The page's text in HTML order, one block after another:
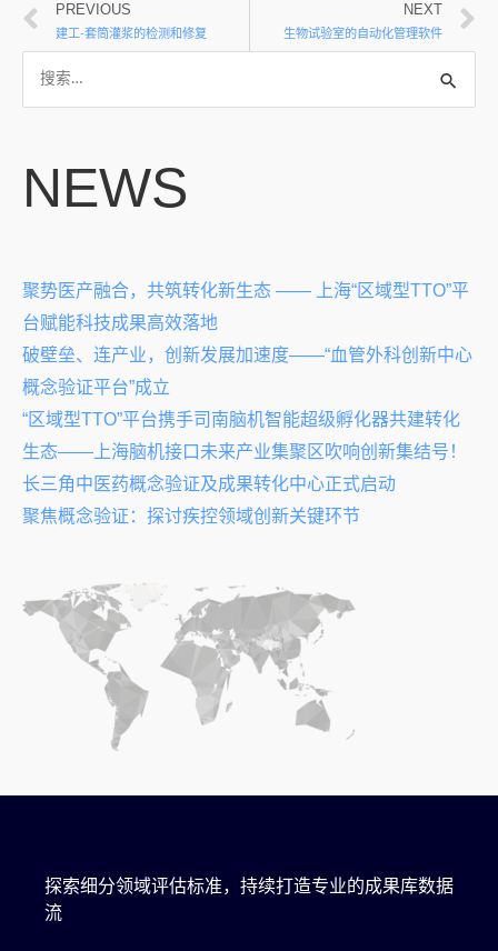
PREVIOUS
建工-套筒灌浆的检测和修复
NEXT
生物试验室的自动化管理软件
NEWS
聚势医产融合，共筑转化新生态 —— 上海“区域型TTO”平
台赋能科技成果高效落地
破壁垒、连产业，创新发展加速度——“血管外科创新中心
概念验证平台”成立
“区域型TTO”平台携手司南脑机智能超级孵化器共建转化
生态——上海脑机接口未来产业集聚区吹响创新集结号！
长三角中医药概念验证及成果转化中心正式启动
聚焦概念验证：探讨疾控领域创新关键环节
探索细分领域评估标准，持续打造专业的成果库数据
流